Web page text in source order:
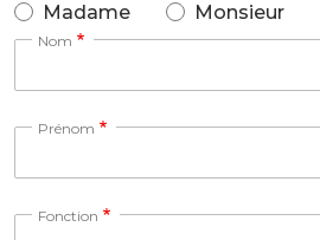
Madame Monsieur
Nom
Prénom
Fonction